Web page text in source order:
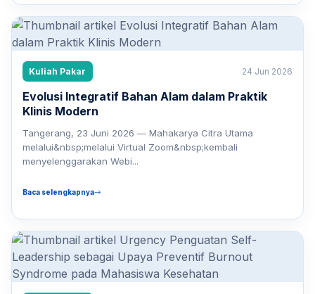
Kuliah Pakar 24 Jun 2026
Evolusi Integratif Bahan Alam dalam Praktik
Klinis Modern
Tangerang, 23 Juni 2026 — Mahakarya Citra Utama
melalui&nbsp;melalui Virtual Zoom&nbsp;kembali
menyelenggarakan Webi...
Baca selengkapnya